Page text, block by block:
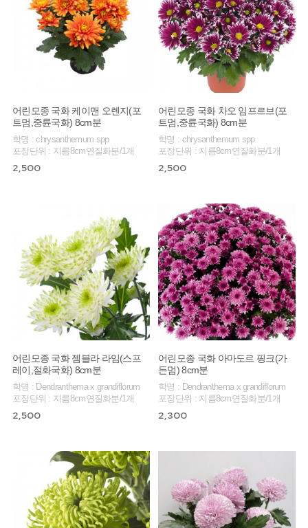
어린모종 국화 케이맨 오렌지(포
트멈,중륜국화) 8cm분
학명 : chrysanthemum spp
포장단위 : 지름8cm연질화분/1개
2,500
어린모종 국화 차오 임프르브(포
트멈,중륜국화) 8cm분
학명 : chrysanthemum spp
포장단위 : 지름8cm연질화분/1개
2,500
어린모종 국화 젬블라 라임(스프
레이,절화국화) 8cm분
학명 : Dendranthema x grandiflorum
포장단위 : 지름8cm연질화분/1개
2,500
어린모종 국화 아마도르 핑크(가
든멈) 8cm분
학명 : Dendranthema x grandiflorum
포장단위 : 지름8cm연질화분/1개
2,300